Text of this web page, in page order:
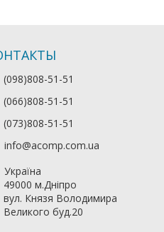
(098)808-51-51
(066)808-51-51
(073)808-51-51
info@acomp.com.ua
Україна
49000 м.Дніпро
вул. Князя Володимира
Великого буд.20